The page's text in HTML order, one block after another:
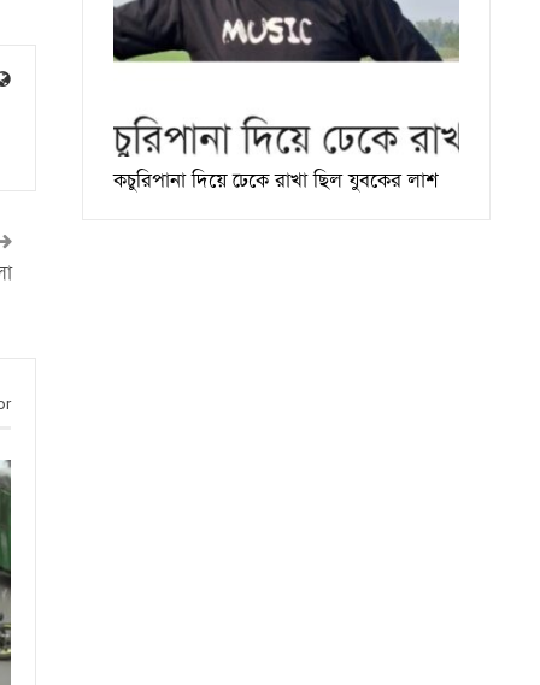
কচুরিপানা দিয়ে ঢেকে রাখা ছিল যুবকের লাশ